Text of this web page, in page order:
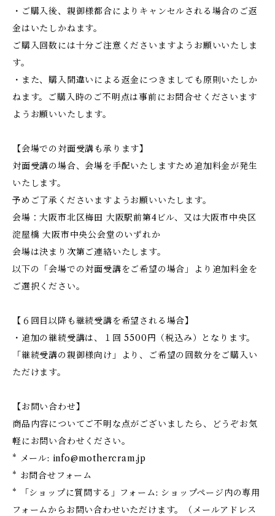
・ご購入後、親御様都合によりキャンセルされる場合のご返
金はいたしかねます。
ご購入回数には十分ご注意くださいますようお願いいたしま
す。
・また、購入間違いによる返金につきましても原則いたしか
ねます。ご購入時のご不明点は事前にお問合せくださいます
ようお願いいたします。
【会場での対面受講も承ります】
対面受講の場合、会場を手配いたしますため追加料金が発生
いたします。
予めご了承くださいますようお願いいたします。
会場：大阪市北区梅田 大阪駅前第4ビル、又は大阪市中央区
淀屋橋 大阪市中央公会堂のいずれか
会場は決まり次第ご連絡いたします。
以下の「会場での対面受講をご希望の場合」より追加料金を
ご選択ください。
【６回目以降も継続受講を希望される場合】
・追加の継続受講は、１回 5500円（税込み）となります。
「継続受講の親御様向け」より、ご希望の回数分をご購入い
ただけます。
【お問い合わせ】
商品内容についてご不明な点がございましたら、どうぞお気
軽にお問い合わせください。
* メール: info@mothercram.jp
* お問合せフォーム
* 「ショップに質問する」フォーム: ショップページ内の専用
フォームからお問い合わせいただけます。（メールアドレス